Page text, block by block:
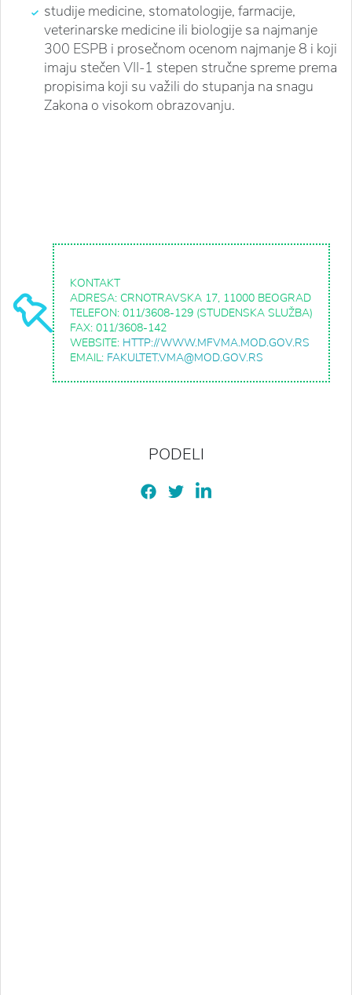
studije medicine, stomatologije, farmacije,
veterinarske medicine ili biologije sa najmanje
300 ESPB i prosečnom ocenom najmanje 8 i koji
imaju stečen VII-1 stepen stručne spreme prema
propisima koji su važili do stupanja na snagu
Zakona o visokom obrazovanju.
KONTAKT
ADRESA: CRNOTRAVSKA 17, 11000 BEOGRAD
TELEFON: 011/3608-129 (STUDENSKA SLUŽBA)
FAX: 011/3608-142
WEBSITE: HTTP://WWW.MFVMA.MOD.GOV.RS
EMAIL: FAKULTET.VMA@MOD.GOV.RS
PODELI